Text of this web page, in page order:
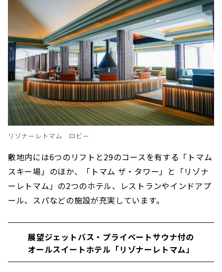
リゾナーレトマム ロビー
敷地内には6つのリフトと29のコースを有する「トマム
スキー場」のほか、「トマム ザ・タワー」と「リゾナ
ーレトマム」の2つのホテル、レストランやインドアプ
ール、スパなどの施設が充実しています。
展望ジェットバス・プライベートサウナ付の
オールスイートホテル「リゾナーレトマム」